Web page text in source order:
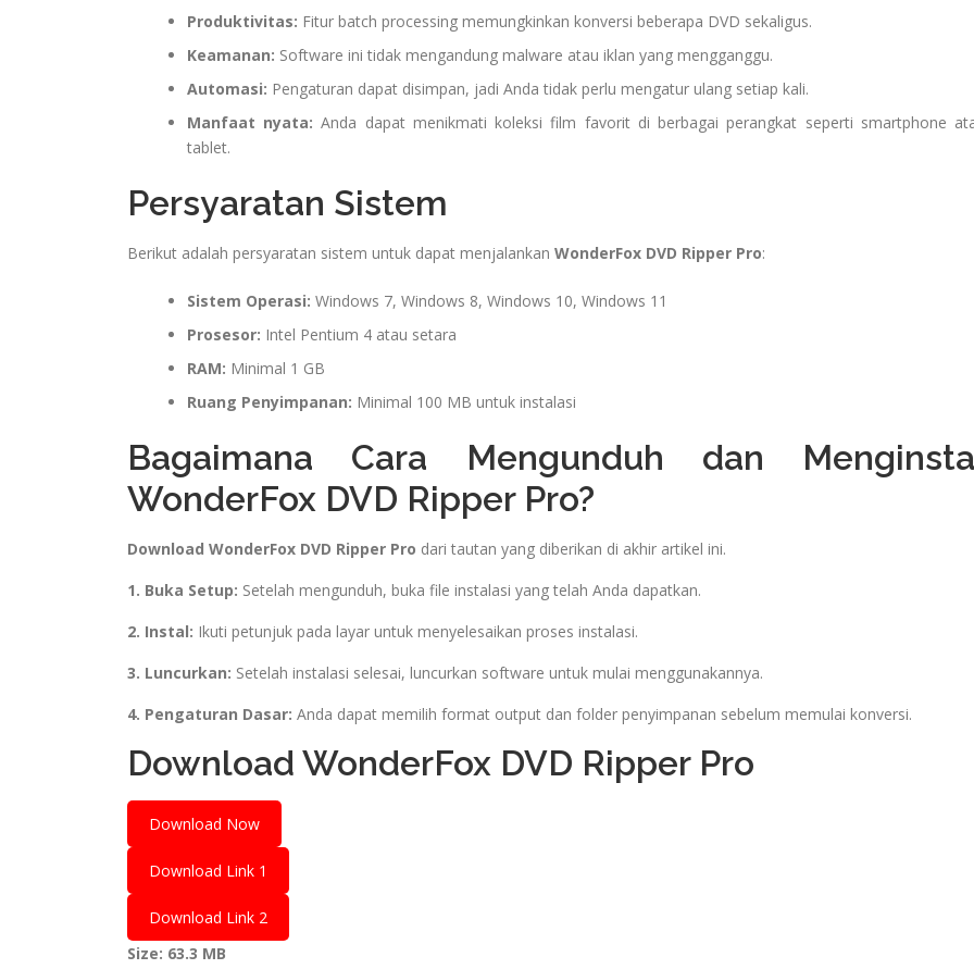
Produktivitas: Fitur batch processing memungkinkan konversi beberapa DVD sekaligus.
Keamanan: Software ini tidak mengandung malware atau iklan yang mengganggu.
Automasi: Pengaturan dapat disimpan, jadi Anda tidak perlu mengatur ulang setiap kali.
Manfaat nyata: Anda dapat menikmati koleksi film favorit di berbagai perangkat seperti smartphone
tablet.
Persyaratan Sistem
Berikut adalah persyaratan sistem untuk dapat menjalankan WonderFox DVD Ripper Pro:
Sistem Operasi: Windows 7, Windows 8, Windows 10, Windows 11
Prosesor: Intel Pentium 4 atau setara
RAM: Minimal 1 GB
Ruang Penyimpanan: Minimal 100 MB untuk instalasi
Bagaimana Cara Mengunduh dan
WonderFox DVD Ripper Pro?
Download WonderFox DVD Ripper Pro dari tautan yang diberikan di akhir artikel ini.
1. Buka Setup: Setelah mengunduh, buka file instalasi yang telah Anda dapatkan.
2. Instal: Ikuti petunjuk pada layar untuk menyelesaikan proses instalasi.
3. Luncurkan: Setelah instalasi selesai, luncurkan software untuk mulai menggunakannya.
4. Pengaturan Dasar: Anda dapat memilih format output dan folder penyimpanan sebelum memulai konversi.
Download WonderFox DVD Ripper Pro
Download Now
Download Link 1
Download Link 2
Size: 63.3 MB